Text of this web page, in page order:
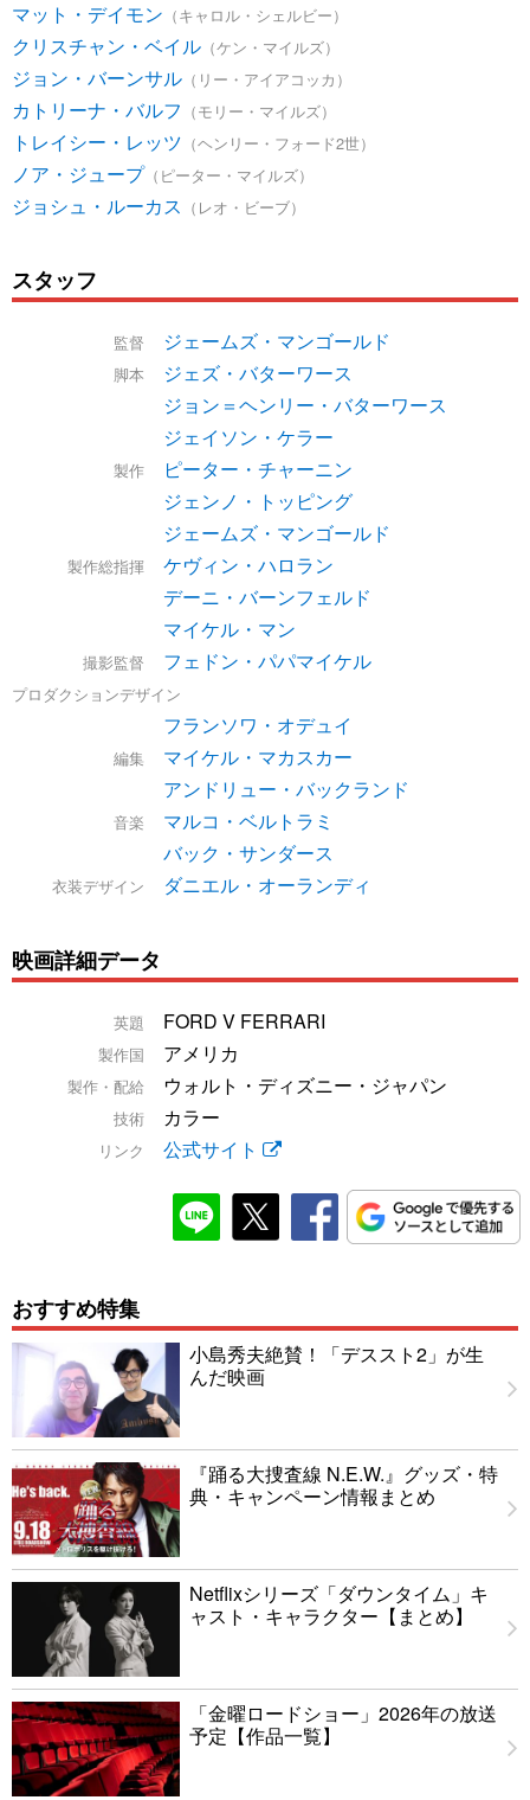
マット・デイモン （キャロル・シェルビー）
クリスチャン・ベイル （ケン・マイルズ）
ジョン・バーンサル （リー・アイアコッカ）
カトリーナ・バルフ （モリー・マイルズ）
トレイシー・レッツ （ヘンリー・フォード2世）
ノア・ジュープ（ピーター・マイルズ）
ジョシュ・ルーカス （レオ・ビーブ）
スタッフ
監督 ジェームズ・マンゴールド
脚本
ジェズ・バターワース
ジョン＝ヘンリー・バターワース
ジェイソン・ケラー
製作
ピーター・チャーニン
ジェンノ・トッピング
ジェームズ・マンゴールド
製作総指揮
ケヴィン・ハロラン
デーニ・バーンフェルド
マイケル・マン
撮影監督 フェドン・パパマイケル
プロダクションデザイン
フランソワ・オデュイ
編集
マイケル・マカスカー
アンドリュー・バックランド
音楽
マルコ・ベルトラミ
バック・サンダース
衣装デザイン ダニエル・オーランディ
映画詳細データ
英題 FORD V FERRARI
製作国 アメリカ
製作・配給 ウォルト・ディズニー・ジャパン
技術 カラー
リンク 公式サイト
おすすめ特集
小島秀夫絶賛！「デススト2」が生
んだ映画
『踊る大捜査線 N.E.W.』グッズ・特
典・キャンペーン情報まとめ
Netflixシリーズ「ダウンタイム」キ
ャスト・キャラクター【まとめ】
「金曜ロードショー」2026年の放送
予定【作品一覧】